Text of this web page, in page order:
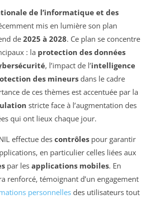
de l’informatique et des
mis en lumière son plan
de 2025 à 2028. Ce plan se concentre
: la protection des données
, l’impact de l’intelligence
des mineurs dans le cadre
de ces thèmes est accentuée par la
stricte face à l’augmentation des
qui ont lieux chaque jour.
effectue des contrôles pour garantir
en particulier celles liées aux
par les applications mobiles. En
renforcé, témoignant d’un engagement
personnelles des utilisateurs tout